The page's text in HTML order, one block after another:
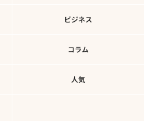
ビジネス
コラム
人気